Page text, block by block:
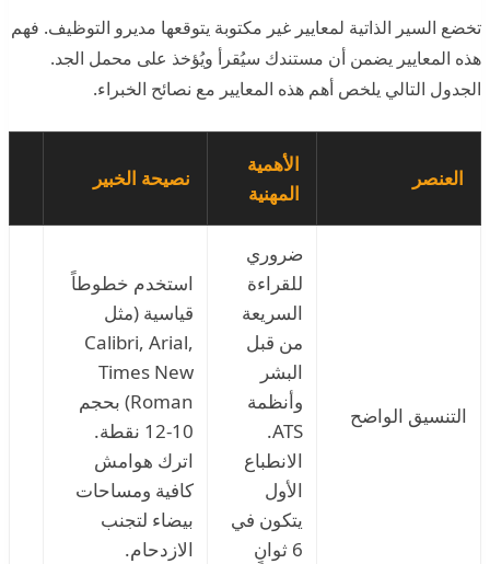
تخضع السير الذاتية لمعايير غير مكتوبة يتوقعها مديرو التوظيف. فهم
هذه المعايير يضمن أن مستندك سيُقرأ ويُؤخذ على محمل الجد.
الجدول التالي يلخص أهم هذه المعايير مع نصائح الخبراء.
العنصر
الأهمية
المهنية
نصيحة الخبير
التنسيق الواضح
ضروري
للقراءة
السريعة
من قبل
البشر
وأنظمة
ATS.
الانطباع
الأول
يتكون في
6 ثوانٍ
استخدم خطوطاً
قياسية (مثل
Calibri, Arial,
Times New
Roman) بحجم
10-12 نقطة.
اترك هوامش
كافية ومساحات
بيضاء لتجنب
الازدحام.